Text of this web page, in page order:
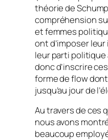
théorie de
compréhension
et femmes
ont d’imposer
leur parti politique
donc d’inscrire
forme deflowdont
jusqu’au jour de
Au travers de ces
nous avons
beaucoup